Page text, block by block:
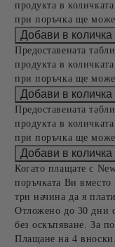
продукта в
при поръчка ще
Предоставената
продукта в
при поръчка ще
Предоставената
продукта в
при поръчка ще
Когато плащате с
поръчката Ви вместо
три начина да я
Отложено до 30 дни
без оскъпяване. За
Плащане на 4